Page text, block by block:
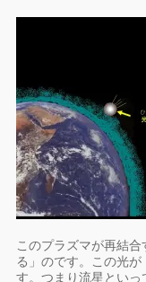
このプラズマが再結
る」のです。この光
す。つまり流星といっ